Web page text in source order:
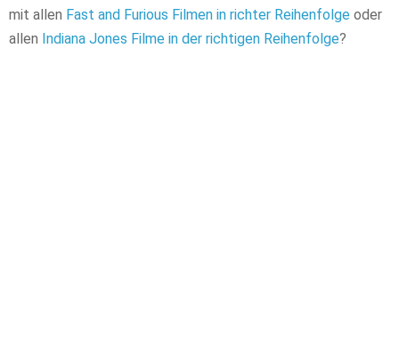
mit allen Fast and Furious Filmen in richter Reihenfolge oder
allen Indiana Jones Filme in der richtigen Reihenfolge?